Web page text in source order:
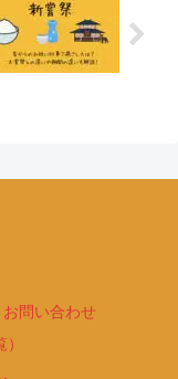
お問い合わせ